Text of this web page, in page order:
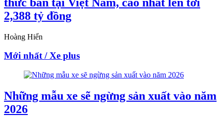
2,388 tỷ đồng
Hoàng Hiển
Mới nhất / Xe plus
Những mẫu xe sẽ ngừng sản xuất vào năm
2026